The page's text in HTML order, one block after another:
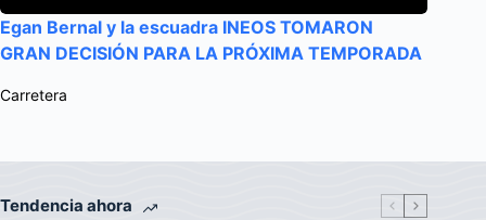
Egan Bernal y la escuadra INEOS TOMARON
GRAN DECISIÓN PARA LA PRÓXIMA TEMPORADA
Carretera
Tendencia ahora